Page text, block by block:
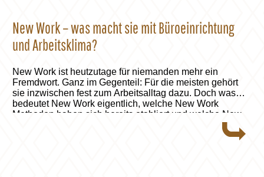
New Work – was macht sie mit Büroeinrichtung
und Arbeitsklima?
New Work ist heutzutage für niemanden mehr ein
Fremdwort. Ganz im Gegenteil: Für die meisten gehört
sie inzwischen fest zum Arbeitsalltag dazu. Doch was
bedeutet New Work eigentlich, welche New Work
Methoden haben sich bereits etabliert und welche New
Work Praxisbeispiele gelten als besonders gelungen?